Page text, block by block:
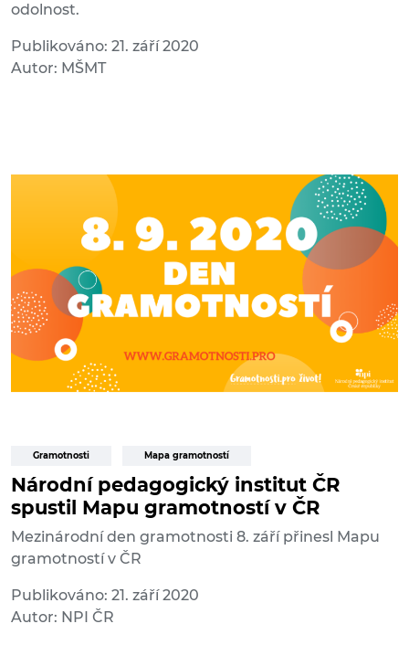
odolnost.
Publikováno: 21. září 2020
Autor: MŠMT
Gramotnosti Mapa gramotností
Národní pedagogický institut ČR
spustil Mapu gramotností v ČR
Mezinárodní den gramotnosti 8. září přinesl Mapu
gramotností v ČR
Publikováno: 21. září 2020
Autor: NPI ČR